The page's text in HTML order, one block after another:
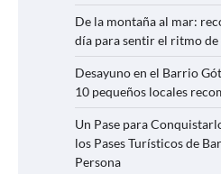
De la montaña al mar:
día para sentir el ritmo de
Desayuno en el Barrio
10 pequeños locales
Un Pase para
los Pases Turísticos de
Persona